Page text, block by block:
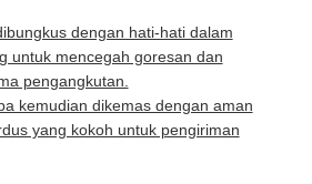
dengan hati-hati dalam
untuk mencegah goresan dan
pengangkutan.
kemudian dikemas dengan aman
yang kokoh untuk pengiriman